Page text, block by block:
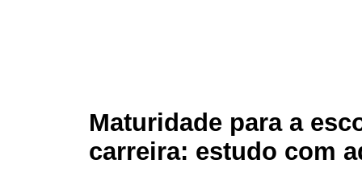
Maturidade para a
carreira: estudo com